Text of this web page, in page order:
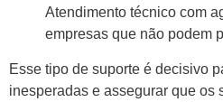
Atendimento técnico com
empresas que não podem
Esse tipo de suporte é decisivo
inesperadas e assegurar que os